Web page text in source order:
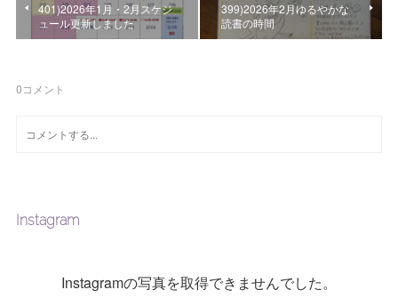
401)2026年1月・2月スケジ
ュール更新しました
399)2026年2月ゆるやかな
読書の時間
0コメント
Instagram
Instagramの写真を取得できませんでした。